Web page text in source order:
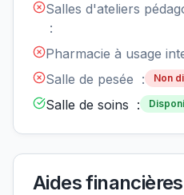
Salles d'ateliers
:
Pharmacie à usage
Salle de pesée : Non
Salle de soins :
Aides